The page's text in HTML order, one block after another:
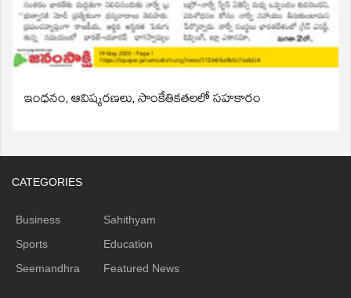
ఇంధనం, ఆవిష్కరణలు, సాంకేతికతలలో సహకారం
CATEGORIES
Business
Sports
Seemandhra
Sahithyam
Education
Featured News